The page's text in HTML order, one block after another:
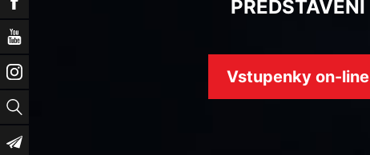
YouTube
Instagram
Vyhledat
Newsletter
PŘEDSTAVENÍ
Vstupenky on-line